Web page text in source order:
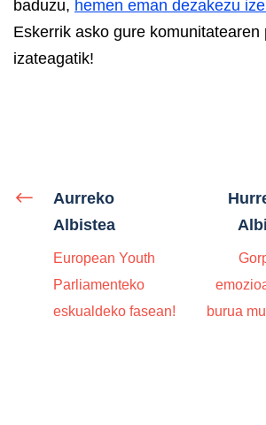
baduzu, hemen eman dezakezu
Eskerrik asko gure komunitatearen
izateagatik!
Aurreko
Albistea
European Youth
Parliamenteko
eskualdeko fasean!
burua